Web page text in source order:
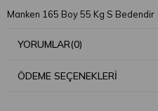
Manken 165 Boy 55 Kg S Bedendir
YORUMLAR(0)
ÖDEME SEÇENEKLERI